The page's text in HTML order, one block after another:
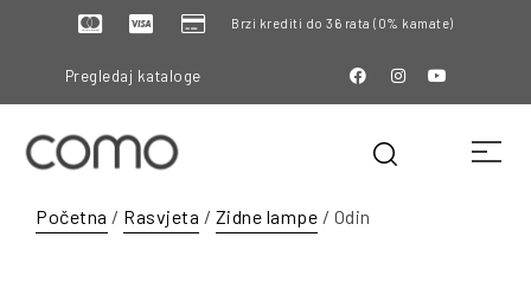
Brzi krediti do 36 rata (0% kamate)
Pregledaj kataloge
Početna / Rasvjeta / Zidne lampe / Odin